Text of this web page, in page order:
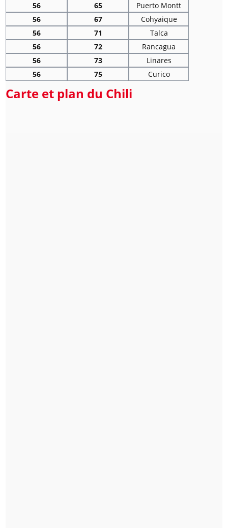
56
65
Puerto Montt
56
67
Cohyaique
56
71
Talca
56
72
Rancagua
56
73
Linares
56
75 Curico
Carte et plan du Chili